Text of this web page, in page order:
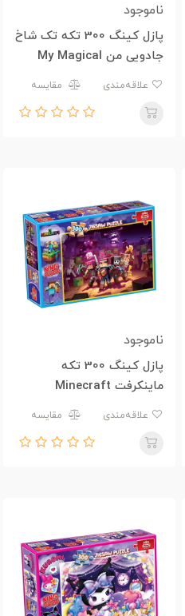
ناموجود
پازل کینگ 300 تکه تک شاخ
جادویی من My Magical
Unicorn
مقایسه
ناموجود
پازل کینگ 300 تکه
ماینکرفت Minecraft
مقایسه